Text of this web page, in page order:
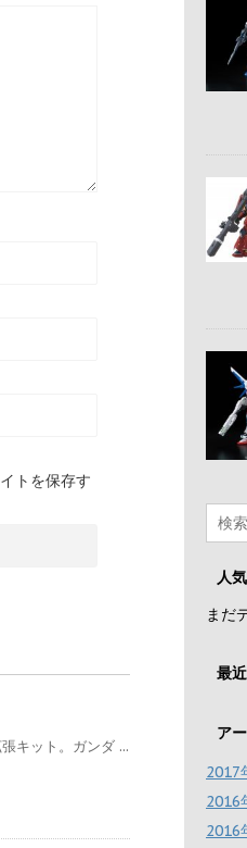
トを保存す
キット。ガンダ ...
人
まだ
最
ア
2017
2016
2016